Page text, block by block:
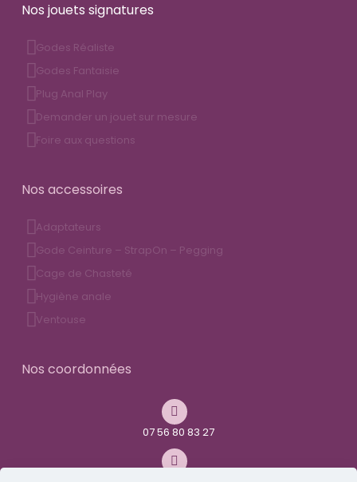
Nos jouets signatures
Godes Réaliste
Godes Fantaisie
Plug Anal Play
Demander un jouet sur mesure
Foire aux questions
Nos accessoires
Adaptateurs
Gode Ceinture – StrapOn – Pegging
Cage de Chasteté
Hygiène anale
Ventouse
Nos coordonnées
07 56 80 83 27